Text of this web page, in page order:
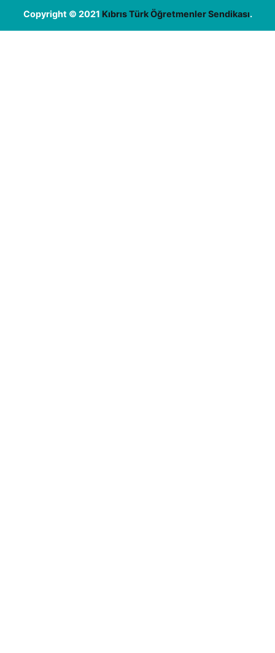
Copyright © 2021 Kıbrıs Türk Öğretmenler Sendikası.